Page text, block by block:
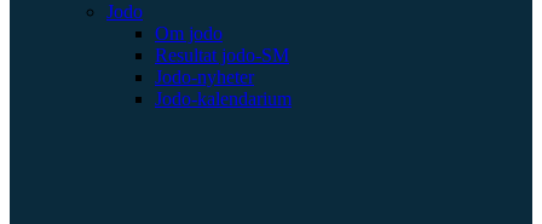
Jodo
Om jodo
Resultat jodo-SM
Jodo-nyheter
Jodo-kalendarium